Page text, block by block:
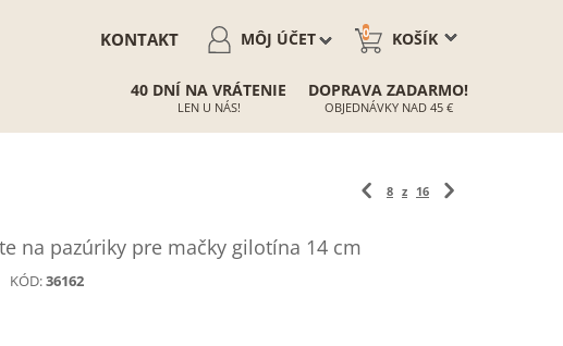
KOŠÍK
0
MÔJ ÚČET
KONTAKT
40 DNÍ NA VRÁTENIE
LEN U NÁS!
DOPRAVA ZADARMO!
OBJEDNÁVKY NAD 45 €
8 z 16
na pazúriky pre mačky gilotína 14 cm
KÓD:36162